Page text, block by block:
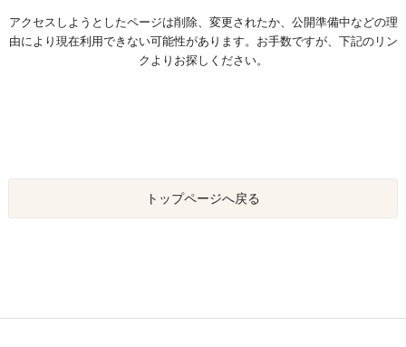
アクセスしようとしたページは削除、変更されたか、公開準備中などの理
由により現在利用できない可能性があります。お手数ですが、下記のリン
クよりお探しください。
トップページへ戻る